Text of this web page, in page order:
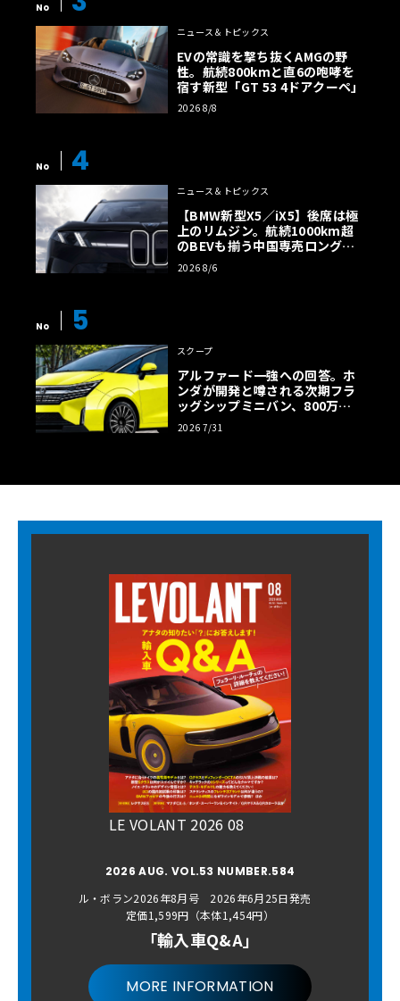
No
ニュース＆トピックス
EVの常識を撃ち抜くAMGの野
性。航続800kmと直6の咆哮を
宿す新型「GT 53 4ドアクーペ」
2026 8/8
No 4
ニュース＆トピックス
【BMW新型X5／iX5】後席は極
上のリムジン。航続1000km超
のBEVも揃う中国専売ロング仕
様の全貌
2026 8/6
No 5
スクープ
アルファード一強への回答。ホ
ンダが開発と噂される次期フラ
ッグシップミニバン、800万円
超の勝算【予想CG】
2026 7/31
LE VOLANT 2026 08
2026 AUG. VOL.53 NUMBER.584
ル・ボラン2026年8月号 2026年6月25日発売
定価1,599円（本体1,454円）
「輸入車Q&A」
MORE INFORMATION